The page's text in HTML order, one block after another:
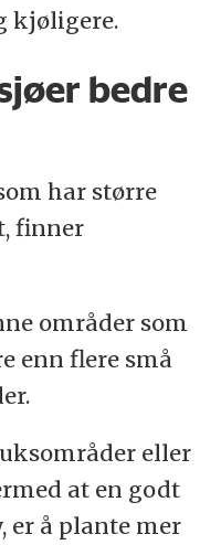
kjøligere.
bedre
har større
finner
områder som
enn flere små
eller
at en godt
er å plante mer